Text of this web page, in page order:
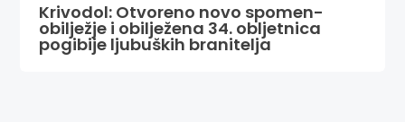
Krivodol: Otvoreno novo spomen-
obilježje i obilježena 34. obljetnica
pogibije ljubuških branitelja